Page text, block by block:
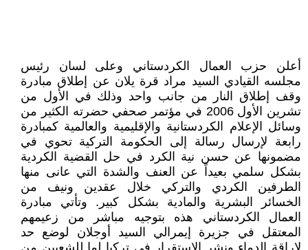
أعلن حزب العمال الكردستاني وعلى لسان رئيس
مجلسه القيادي السيد مراد قرة يلان عن إطلاق مبادرة
وقف إطلاق النار من جانب واحد وذلك في الأول من
تشرين الأول 2006 في مؤتمر صحفي حضرته الكثير من
وسائل الإعلام الكردستانية والإقليمية والعالمية كمبادرة
رابعة لإرسال رسالة إلى الحكومة التركية تحوي في
مضمونها عن حسن نية الكرد في حل القضية الكردية
بشكل سلمي بعيداً عن العنف والشدة التي عانى منها
الطرفين الكردي والتركي خلال عقدين ونيف من
الخسائر البشرية والمادية بشكل كبير. وتأتي مبادرة
العمال الكردستاني هذه بتوجيه مباشر من زعيمهم
المعتقل في جزيرة إيمرالي السيد أوجلان لوضع حد